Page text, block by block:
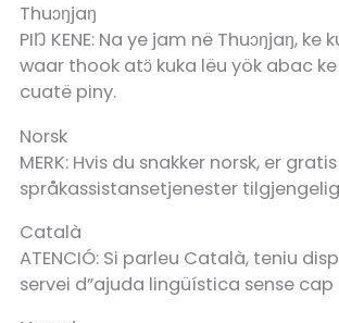
Thuɔŋjaŋ
PIŊ KENE: Na ye jam në Thuɔŋjaŋ, ke
waar thook atɔ̈ kuka lëu yök abac
cuatë piny.
Norsk
MERK: Hvis du snakker norsk, er gratis
språkassistansetjenester
Català
ATENCIÓ: Si parleu Català, teniu
servei d”ajuda lingüística sense